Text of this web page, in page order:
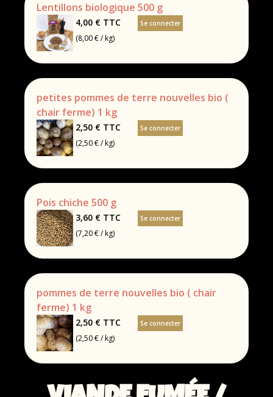
Lentillons biologique 500 g
4,00 € TTC
(8,00 € / kg)
Se connecter
petites pommes de terre nouvelles bio (
chair ferme) 1 kg
2,50 € TTC
(2,50 € / kg)
Se connecter
Pois chiche 500 g
3,60 € TTC
(7,20 € / kg)
Se connecter
pommes de terre nouvelles bio ( chair
ferme) 1 kg
2,50 € TTC
(2,50 € / kg)
Se connecter